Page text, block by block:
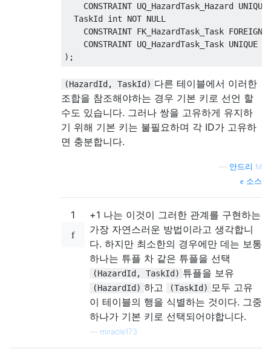
CONSTRAINT UQ_HazardTask_Hazard UNIQUE
  TaskId int
NOT NULL
CONSTRAINT FK_HazardTask_Task FOREIGN
CONSTRAINT UQ_HazardTask_Task UNIQUE
);
(HazardId, TaskId) 다른 테이블에서 이러한
조합을 참조해야하는 경우 기본 키로 선언 할
수도 있습니다. 그러나 쌍을 고유하게 유지하
기 위해 기본 키는 불필요하며 각 ID가 고유하
면 충분합니다.
안드리 M
소스
1
+1 나는 이것이 그러한 관계를 구현하는
가장 자연스러운 방법이라고 생각합니
다. 하지만 최소한의 경우에만 데는 보통
하나는 튜플 차 같은 튜플을 선택
(HazardId, TaskId) 튜플을 보유
(HazardId) 하고 (TaskId)
모두 고유
이 테이블의 행을 식별하는 것이다. 그중
하나가 기본 키로 선택되어야합니다.
miracle173